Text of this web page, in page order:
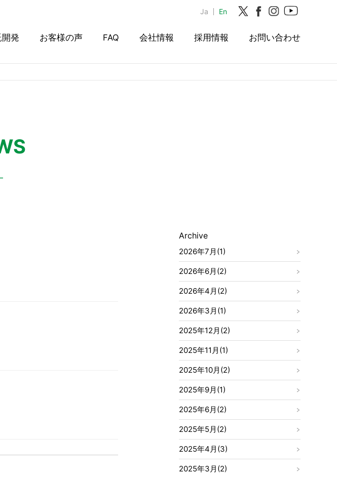
開発 お客様の声 FAQ 会社情報 採用情報 お問い合わせ
Ja En
Archive
2026年7月(1)
2026年6月(2)
2026年4月(2)
2026年3月(1)
2025年12月(2)
2025年11月(1)
2025年10月(2)
2025年9月(1)
2025年6月(2)
2025年5月(2)
2025年4月(3)
2025年3月(2)